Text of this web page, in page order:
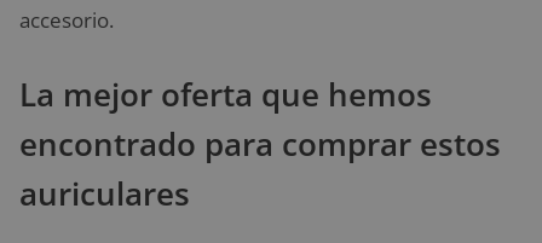
accesorio.
La mejor oferta que hemos
encontrado para comprar estos
auriculares